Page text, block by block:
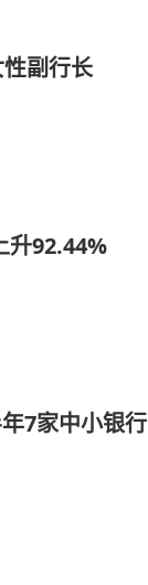
副行长
升92.44%
7家中小银行